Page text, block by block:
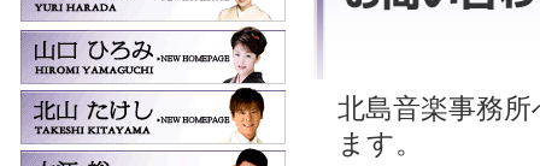
北島音楽事務
ます。